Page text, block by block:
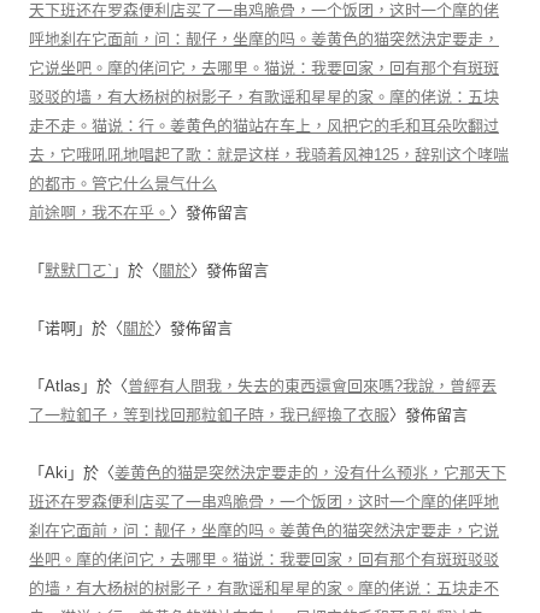
天下班还在罗森便利店买了一串鸡脆骨，一个饭团，这时一个摩的佬
呼地刹在它面前，问：靓仔，坐摩的吗。姜黄色的猫突然決定要走，
它说坐吧。摩的佬问它，去哪里。猫说：我要回家，回有那个有斑斑
驳驳的墙，有大杨树的树影子，有歌谣和星星的家。摩的佬说：五块
走不走。猫说：行。姜黄色的猫站在车上，风把它的毛和耳朵吹翻过
去，它哦吼吼地唱起了歌：就是这样，我骑着风神125，辞别这个哮喘
的都市。管它什么景气什么
前途啊，我不在乎。 〉發佈留言
「 默默ㄇㄛˋ 」於〈 關於〉發佈留言
「 诺啊 」於〈 關於〉發佈留言
「 Atlas 」於〈曾經有人問我，失去的東西還會回來嗎?我說，曾經丟
了一粒釦子，等到找回那粒釦子時，我已經換了衣服〉發佈留言
「 Aki 」於〈姜黄色的猫是突然決定要走的，没有什么预兆，它那天下
班还在罗森便利店买了一串鸡脆骨，一个饭团，这时一个摩的佬呼地
刹在它面前，问：靓仔，坐摩的吗。姜黄色的猫突然決定要走，它说
坐吧。摩的佬问它，去哪里。猫说：我要回家，回有那个有斑斑驳驳
的墙，有大杨树的树影子，有歌谣和星星的家。摩的佬说：五块走不